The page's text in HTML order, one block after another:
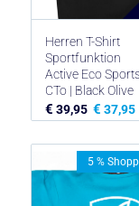
Herren T-Shirt
Sportfunktion
Active Eco
CTo | Black Olive
€ 39,95 € 37,95
5 %